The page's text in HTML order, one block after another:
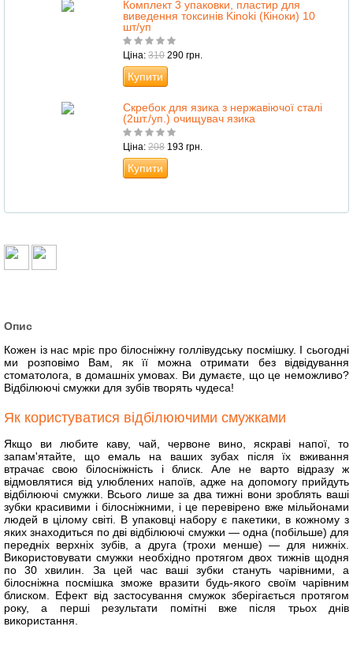
Комплект 3 упаковки, пластир для
виведення токсинів Kinoki (Кіноки) 10
шт/уп
Ціна: 310 290 грн.
Купити
Скребок для язика з нержавіючої сталі
(2шт./уп.) очищувач язика
Ціна: 208 193 грн.
Купити
Опис
Кожен із нас мріє про білосніжну голлівудську посмішку. І сьогодні
ми розповімо Вам, як її можна отримати без відвідування
стоматолога, в домашніх умовах. Ви думаєте, що це неможливо?
Відбілюючі смужки для зубів творять чудеса!
Як користуватися відбілюючими смужками
Якщо ви любите каву, чай, червоне вино, яскраві напої, то
запам'ятайте, що емаль на ваших зубах після їх вживання
втрачає свою білосніжність і блиск. Але не варто відразу ж
відмовлятися від улюблених напоїв, адже на допомогу прийдуть
відбілюючі смужки. Всього лише за два тижні вони зроблять ваші
зубки красивими і білосніжними, і це перевірено вже мільйонами
людей в цілому світі. В упаковці набору є пакетики, в кожному з
яких знаходиться по дві відбілюючі смужки ― одна (побільше) для
передніх верхніх зубів, а друга (трохи менше) ― для нижніх.
Використовувати смужки необхідно протягом двох тижнів щодня
по 30 хвилин. За цей час ваші зубки стануть чарівними, а
білосніжна посмішка зможе вразити будь-якого своїм чарівним
блиском. Ефект від застосування смужок зберігається протягом
року, а перші результати помітні вже після трьох днів
використання.